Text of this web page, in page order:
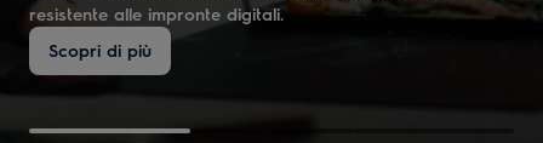
resistente alle impronte digitali.
Scopri di più